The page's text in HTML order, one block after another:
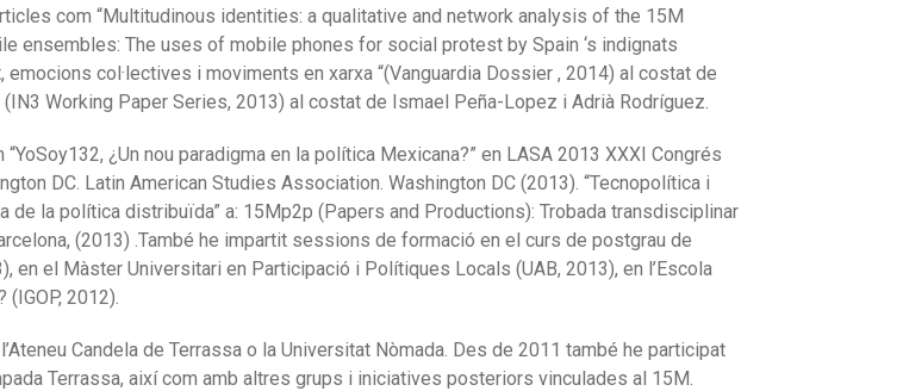
com “Multitudinous identities: a qualitative and network analysis of the 15M
ensembles: The uses of mobile phones for social protest by Spain ‘s indignats
col·lectives i moviments en xarxa “(Vanguardia Dossier , 2014) al costat de
Working Paper Series, 2013) al costat de Ismael Peña-Lopez i Adrià Rodríguez.
¿Un nou paradigma en la política Mexicana?” en LASA 2013 XXXI Congrés
DC. Latin American Studies Association. Washington DC (2013). “Tecnopolítica i
la política distribuïda” a: 15Mp2p (Papers and Productions): Trobada transdisciplinar
(2013) .També he impartit sessions de formació en el curs de postgrau de
en el Màster Universitari en Participació i Polítiques Locals (UAB, 2013), en l’Escola
(IGOP, 2012).
Candela de Terrassa o la Universitat Nòmada. Des de 2011 també he participat
Terrassa, així com amb altres grups i iniciatives posteriors vinculades al 15M.